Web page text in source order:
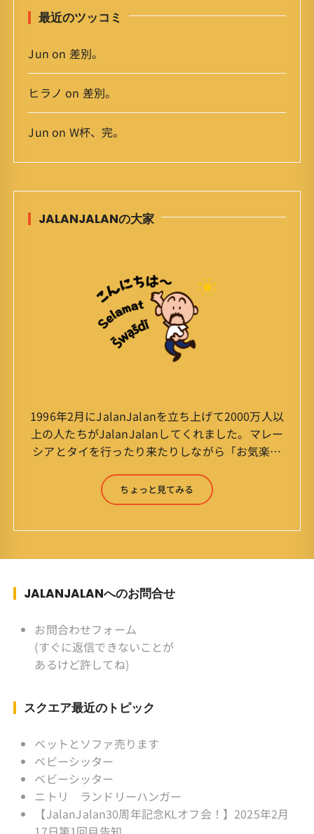
最近のツッコミ
Jun on 差別。
ヒラノ on 差別。
Jun on W杯、完。
JALANJALANの大家
1996年2月にJalanJalanを立ち上げて2000万人以
上の人たちがJalanJalanしてくれました。マレー
シアとタイを行ったり来たりしながら「お気楽」
森 淳（Jun Yamamori） 生年月日 ：1959年
7月4日(61才) 生まれ ：香港(3才まで)
スポーツ ：水泳(浜名湾流古式泳法、競泳平泳
ク ソフトボール
監督 BKKソフトボール「おぼん
こぼん 」監督 マレーシア歴：1991年から31年
目 タイ歴 ：2001年から21年目
ちょっと見てみる
JALANJALANへのお問合せ
お問合わせフォーム
(すぐに返信できないことが
あるけど許してね)
スクエア最近のトピック
ベットとソファ売ります
ベビーシッター
ベビーシッター
ニトリ ランドリーハンガー
【JalanJalan30周年記念KLオフ会！】2025年2月